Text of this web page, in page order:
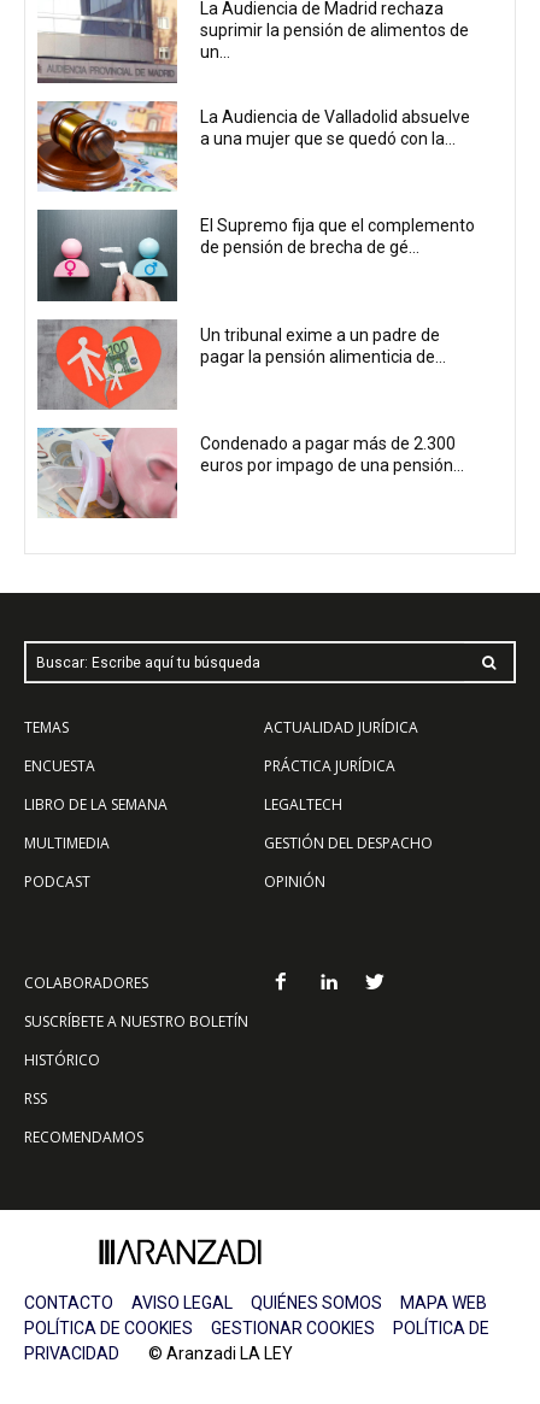
La Audiencia de Madrid rechaza
suprimir la pensión de alimentos de
un...
La Audiencia de Valladolid absuelve
a una mujer que se quedó con la...
El Supremo fija que el complemento
de pensión de brecha de gé...
Un tribunal exime a un padre de
pagar la pensión alimenticia de...
Condenado a pagar más de 2.300
euros por impago de una pensión...
Buscar: Escribe aquí tu búsqueda
TEMAS
ENCUESTA
LIBRO DE LA SEMANA
MULTIMEDIA
PODCAST
ACTUALIDAD JURÍDICA
PRÁCTICA JURÍDICA
LEGALTECH
GESTIÓN DEL DESPACHO
OPINIÓN
COLABORADORES
SUSCRÍBETE A NUESTRO BOLETÍN
HISTÓRICO
RSS
RECOMENDAMOS
CONTACTO AVISO LEGAL QUIÉNES SOMOS
MAPA WEB
POLÍTICA DE COOKIES
GESTIONAR COOKIES
POLÍTICA DE
PRIVACIDAD © Aranzadi LA LEY